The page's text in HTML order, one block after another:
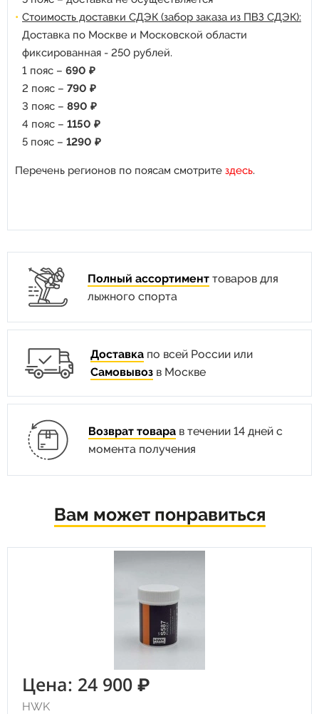
Стоимость доставки СДЭК (забор заказа из ПВЗ СДЭК):
Доставка по Москве и Московской области
фиксированная - 250 рублей.
1 пояс – 690 ₽
2 пояс – 790 ₽
3 пояс – 890 ₽
4 пояс – 1150 ₽
5 пояс – 1290 ₽
Перечень регионов по поясам смотрите здесь.
Полный ассортимент товаров для
лыжного спорта
Доставка по всей России или
Самовывоз в Москве
Возврат товарав течении 14 дней с
момента получения
Вам может понравиться
Цена: 24 900 ₽
HWK